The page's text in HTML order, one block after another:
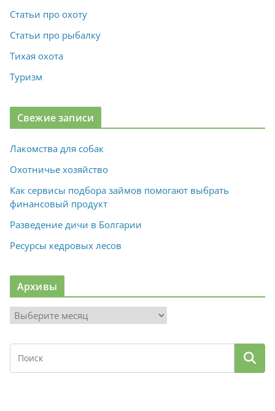
Статьи про охоту
Статьи про рыбалку
Тихая охота
Туризм
Свежие записи
Лакомства для собак
Охотничье хозяйство
Как сервисы подбора займов помогают выбрать
финансовый продукт
Разведение дичи в Болгарии
Ресурсы кедровых лесов
Архивы
р
х
в